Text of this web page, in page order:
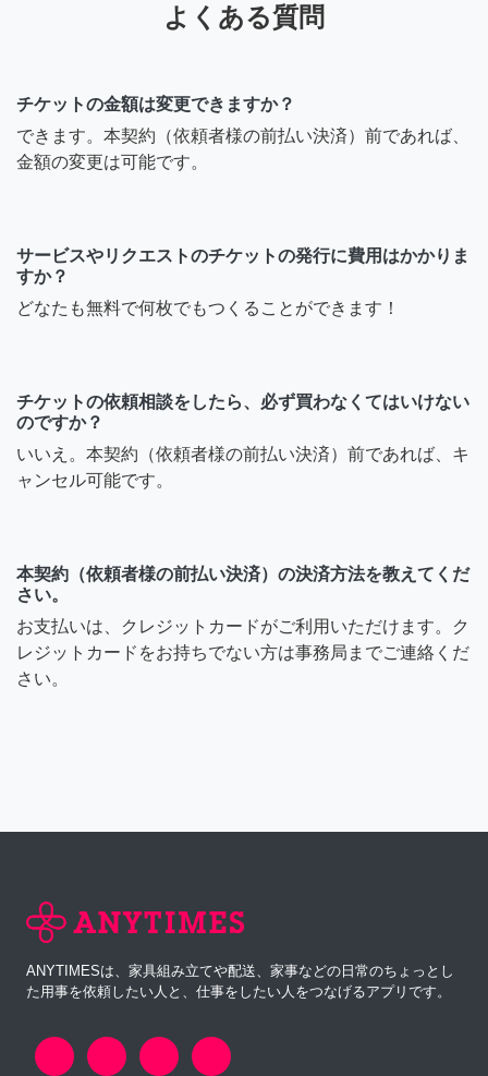
よくある質問
チケットの金額は変更できますか？
できます。本契約（依頼者様の前払い決済）前であれば、
金額の変更は可能です。
サービスやリクエストのチケットの発行に費用はかかりま
すか？
どなたも無料で何枚でもつくることができます！
チケットの依頼相談をしたら、必ず買わなくてはいけない
のですか？
いいえ。本契約（依頼者様の前払い決済）前であれば、キ
ャンセル可能です。
本契約（依頼者様の前払い決済）の決済方法を教えてくだ
さい。
お支払いは、クレジットカードがご利用いただけます。ク
レジットカードをお持ちでない方は事務局までご連絡くだ
さい。
ANYTIMESは、家具組み立てや配送、家事などの日常のちょっとし
た用事を依頼したい人と、仕事をしたい人をつなげるアプリです。